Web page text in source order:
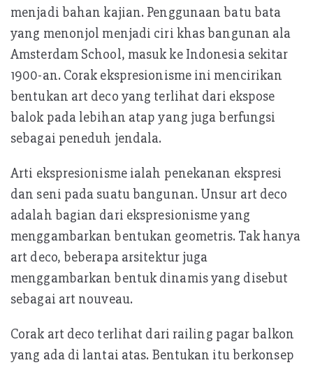
menjadi bahan kajian. Penggunaan batu bata
yang menonjol menjadi ciri khas bangunan ala
Amsterdam School, masuk ke Indonesia sekitar
1900-an. Corak ekspresionisme ini mencirikan
bentukan art deco yang terlihat dari ekspose
balok pada lebihan atap yang juga berfungsi
sebagai peneduh jendala.
Arti ekspresionisme ialah penekanan ekspresi
dan seni pada suatu bangunan. Unsur art deco
adalah bagian dari ekspresionisme yang
menggambarkan bentukan geometris. Tak hanya
art deco, beberapa arsitektur juga
menggambarkan bentuk dinamis yang disebut
sebagai art nouveau.
Corak art deco terlihat dari railing pagar balkon
yang ada di lantai atas. Bentukan itu berkonsep